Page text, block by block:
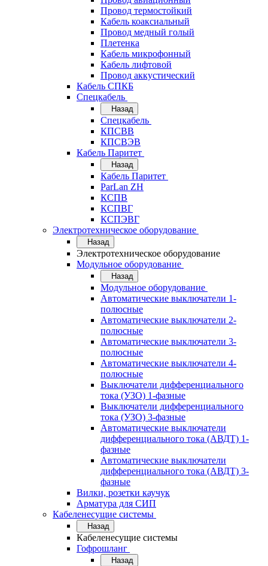
Провод термостойкий
Кабель коаксиальный
Провод медный голый
Плетенка
Кабель микрофонный
Кабель лифтовой
Провод аккустический
Кабель СПКБ
Спецкабель
Назад
Спецкабель
КПСВВ
КПСВЭВ
Кабель Паритет
Назад
Кабель Паритет
ParLan ZH
КСПВ
КСПВГ
КСПЭВГ
Электротехническое оборудование
Назад
Электротехническое оборудование
Модульное оборудование
Назад
Модульное оборудование
Автоматические выключатели 1-
полюсные
Автоматические выключатели 2-
полюсные
Автоматические выключатели 3-
полюсные
Автоматические выключатели 4-
полюсные
Выключатели дифференциального
тока (УЗО) 1-фазные
Выключатели дифференциального
тока (УЗО) 3-фазные
Автоматические выключатели
дифференциального тока (АВДТ) 1-
фазные
Автоматические выключатели
дифференциального тока (АВДТ) 3-
фазные
Вилки, розетки каучук
Арматура для СИП
Кабеленесущие системы
Назад
Кабеленесущие системы
Гофрошланг
Назад